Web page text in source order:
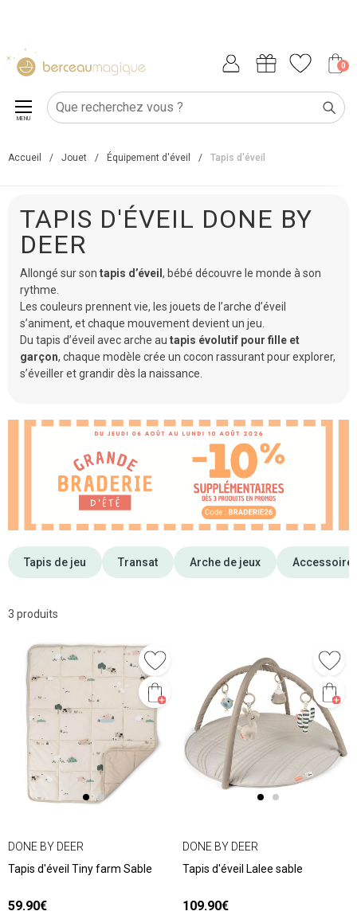
0
MENU
Accueil / Jouet / Équipement d'éveil / Tapis d'éveil
TAPIS D'ÉVEIL DONE BY
DEER
Allongé sur son tapis d’éveil , bébé découvre le monde à son
rythme.
Les couleurs prennent vie, les jouets de l’arche d’éveil
s’animent, et chaque mouvement devient un jeu.
Du tapis d’éveil avec arche au tapis évolutif pour fille et
garçon, chaque modèle crée un cocon rassurant pour explorer,
s’éveiller et grandir dès la naissance.
Tapis de jeu Transat Arche de jeux
3 produits
DONE BY DEER
Tapis d'éveil Tiny farm Sable
59.90€
DONE BY DEER
Tapis d'éveil Lalee sable
109.90€